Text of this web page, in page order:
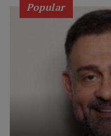
Popular